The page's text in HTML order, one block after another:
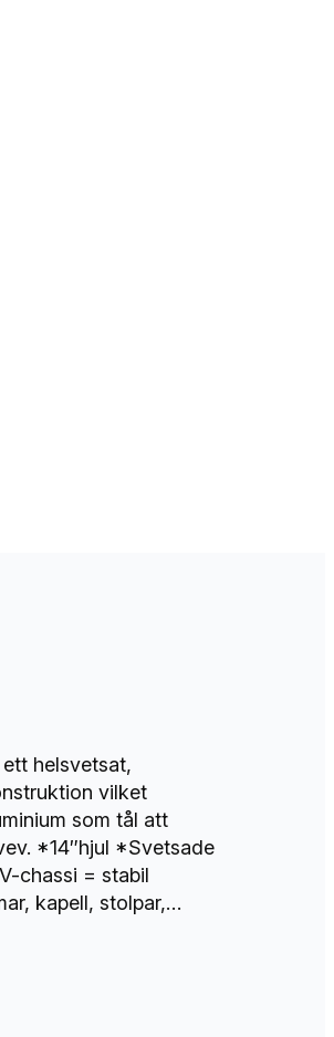
helsvetsat,
vilket
som tål att
*14″hjul *Svetsade
chassi = stabil
kapell, stolpar,…